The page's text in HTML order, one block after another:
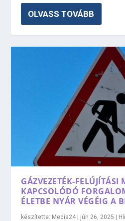
OLVASS TOVÁBB
GÁZVEZETÉK-
KAPCSOLÓDÓ
ÉLETBE NYÁR VÉGÉIG A
készítette: Media24 jún 26, 2025